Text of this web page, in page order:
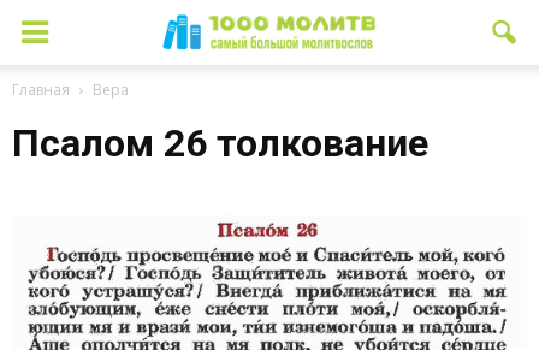
Главная Вера
Псалом 26 толкование